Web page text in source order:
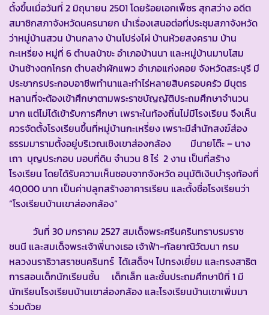
ตั้งขึ้นเมื่อวันที่ 2 มิถุนายน 2501 โดยร้อยเอกเพ็ชร สุกสว่าง อดีต
สมาชิกสภาจังหวัดนครนายก นำเรื่องเสนอต่อที่ประชุมสภาจังหวัด
ว่าหมู่บ้านสวน บ้านกลาง บ้านโปร่งไผ่ บ้านห้วยสงคราม บ้าน
กะเหรี่ยง หมู่ที่ 6 ตำบลป่าขะ อำเภอบ้านนา และหมู่บ้านมาบโสม
บ้านช้างตกโกรก ตำบลชำผักแพว อำเภอแก่งคอย จังหวัดสระบุรี มี
ประชากรประกอบอาชีพทำนาและทำไร่หลายสิบครอบครัว มีบุตร
หลานที่จะต้องเข้าศึกษาตามพระราชบัญญัติประถมศึกษาจำนวน
มาก แต่ไม่ได้เข้ารับการศึกษา เพราะในท้องถิ่นไม่มีโรงเรียน จึงเห็น
ควรจัดตั้งโรงเรียนขึ้นที่หมู่บ้านกะเหรี่ยง เพราะมีสำนักสงฆ์ส่อง
ธรรมมารามตั้งอยู่บริเวณเชิงเขาส่องกล้อง มีนายโต๊ะ – นาง
เถา บุญประกอบ มอบที่ดิน จำนวน 8 ไร่ 2 งาน เป็นที่สร้าง
โรงเรียน โดยได้รับความเห็นชอบจากจังหวัด อนุมัติเงินบำรุงท้องที่
40,000 บาท เป็นค่าปลูกสร้างอาคารเรียน และตั้งชื่อโรงเรียนว่า
“โรงเรียนบ้านเขาส่องกล้อง”
วันที่ 30 มกราคม 2527 สมเด็จพระศรีนครินทราบรมราช
ชนนี และสมเด็จพระเจ้าพี่นางเธอ เจ้าฟ้า-กัลยาณิวัฒนา กรม
หลวงนราธิวาสราชนครินทร์ ได้เสด็จฯ ไปทรงเยี่ยม และทรงสาธิต
การสอนเด็กนักเรียนชั้น เด็กเล็ก และชั้นประถมศึกษาปีที่ 1 มี
นักเรียนโรงเรียนบ้านเขาส่องกล้อง และโรงเรียนบ้านเขาเพิ่มมา
ร่วมด้วย